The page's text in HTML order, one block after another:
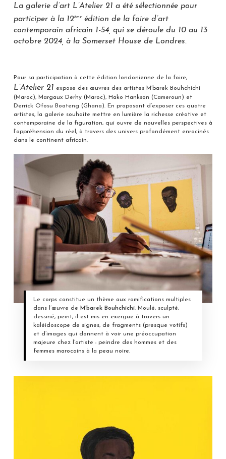
La galerie d’art L’Atelier 21 a été sélectionnée pour
participer à la 12èmeédition de la foire d’art
contemporain africain 1-54, qui se déroule du 10 au 13
octobre 2024, à la Somerset House de Londres.
Pour sa participation à cette édition londonienne de la foire,
L’Atelier 21 expose des œuvres des artistes M’barek Bouhchichi
(Maroc), Margaux Derhy (Maroc), Hako Hankson (Cameroun) et
Derrick Ofosu Boateng (Ghana). En proposant d’exposer ces quatre
artistes, la galerie souhaite mettre en lumière la richesse créative et
contemporaine de la figuration, qui ouvre de nouvelles perspectives à
l’appréhension du réel, à travers des univers profondément enracinés
dans le continent africain.
Le corps constitue un thème aux ramifications multiples
dans l’œuvre de M’barek Bouhchichi. Moulé, sculpté,
dessiné, peint, il est mis en exergue à travers un
kaléidoscope de signes, de fragments (presque votifs)
et d’images qui donnent à voir une préoccupation
majeure chez l’artiste : peindre des hommes et des
femmes marocains à la peau noire.